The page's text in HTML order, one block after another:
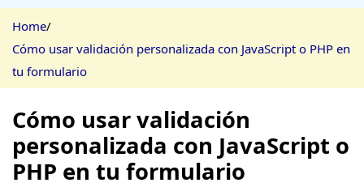
Home/
Cómo usar validación personalizada con JavaScript o PHP en
tu formulario
Cómo usar validación
personalizada con JavaScript o
PHP en tu formulario